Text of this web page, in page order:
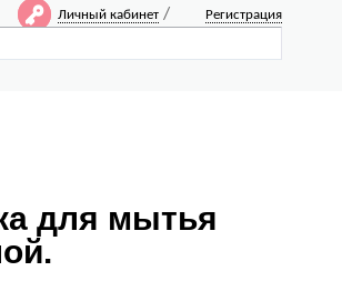
Личный кабинет / Регистрация
для мытья